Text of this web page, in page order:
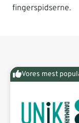
fingerspidserne.
Vores mest